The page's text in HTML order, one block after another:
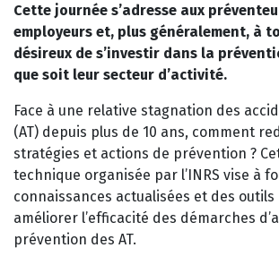
Cette journée s’adresse aux
employeurs et, plus généralement, à
désireux de s’investir dans la
que soit leur secteur d’activité.
Face à une relative stagnation des
(AT) depuis plus de 10 ans, comment
stratégies et actions de prévention ?
technique organisée par l’INRS vise à
connaissances actualisées et des
améliorer l’efficacité des démarches
prévention des AT.